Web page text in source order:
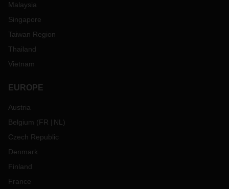
Malaysia
Singapore
Taiwan Region
Thailand
Vietnam
EUROPE
Austria
Belgium (FR NL )
Czech Republic
Denmark
Finland
France